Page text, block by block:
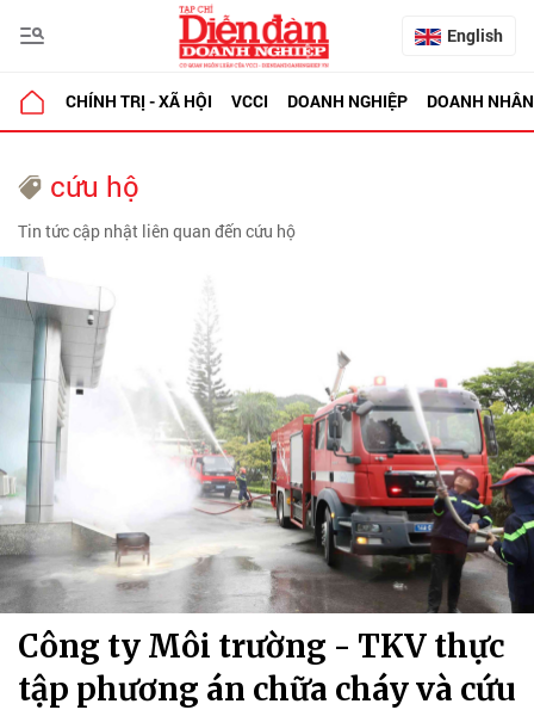
English
CHÍNH TRỊ - XÃ HỘI VCCI DOANH NGHIỆP DOANH NHÂN
cứu hộ
Tin tức cập nhật liên quan đến cứu hộ
Công ty Môi trường - TKV thực
tập phương án chữa cháy và cứu